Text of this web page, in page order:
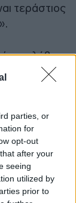
parties, or
for
opt-out
after your
seeing
utilized by
prior to
τεράστιος
λάβει
τη
σημαίνει
με το
όταν